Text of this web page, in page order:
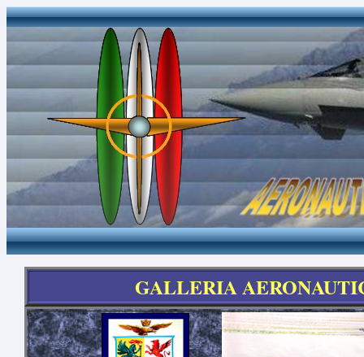
GALLERIA